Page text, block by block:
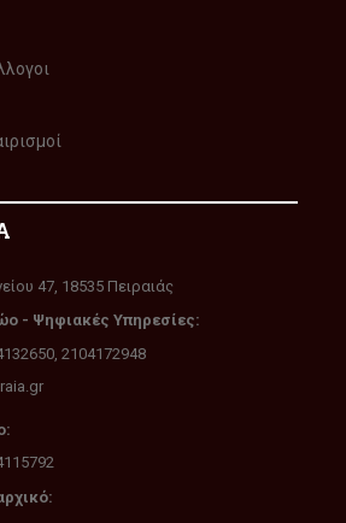
47, 18535 Πειραιάς
- Ψηφιακές Υπηρεσίες:
2104172948